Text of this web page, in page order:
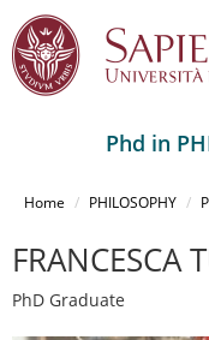
principale
Phd in
Home PHILOSOPHY
FRANCESCA
PhD Graduate